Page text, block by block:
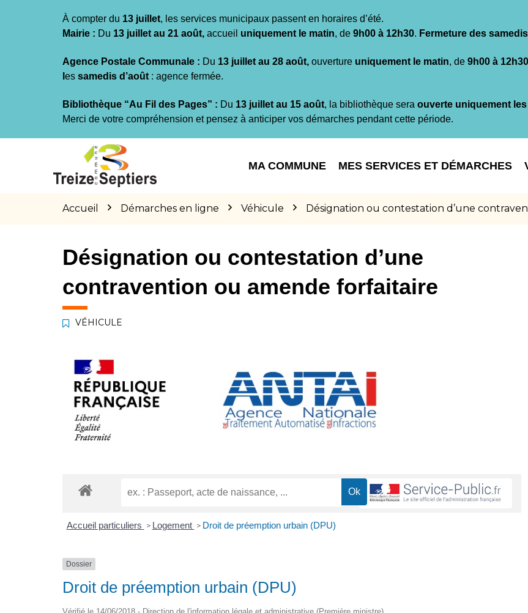
À compter du 13 juillet, les services municipaux passent en horaires d’été.
Mairie : Du 13 juillet au 21 août, accueil uniquement le matin, de 9h00 à 12h30. Fermeture des
Agence Postale Communale : Du 13 juillet au 28 août, ouverture uniquement le matin, de 9h00 à 12h30
es samedis d’août : agence fermée.
Bibliothèque “Au Fil des Pages” : Du 13 juillet au 15 août, la bibliothèque sera ouverte uniquement
Merci de votre compréhension et pensez à anticiper vos démarches pendant cette période.
MA COMMUNE MES SERVICES ET DÉMARCHES
Accueil Démarches en ligne Véhicule Désignation ou contestation d’une
Désignation ou contestation d’une
contravention ou amende forfaitaire
VÉHICULE
Accueil particuliers > Logement > Droit de préemption urbain (DPU)
Dossier
Droit de préemption urbain (DPU)